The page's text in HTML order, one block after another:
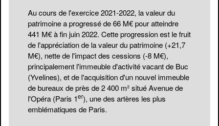
Au cours de l'exercice 2021-2022, la valeur du
patrimoine a progressé de 66 M€ pour atteindre
441 M€ à fin juin 2022. Cette progression est le fruit
de l'appréciation de la valeur du patrimoine (+21,7
M€), nette de l'impact des cessions (-8 M€),
principalement l'immeuble d'activité vacant de Buc
(Yvelines), et de l'acquisition d'un nouvel immeuble
de bureaux de près de 2 400 m² situé Avenue de
l'Opéra (Paris 1er), une des artères les plus
emblématiques de Paris.